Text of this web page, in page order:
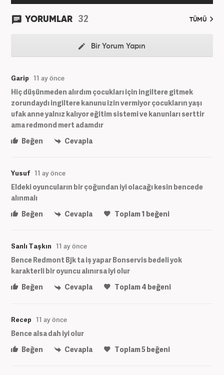
YORUMLAR 32 TÜMÜ
Bir Yorum Yapın
Garip 11 ay önce
Hiç düşünmeden alırdım çocukları için ingiltere gitmek
zorundaydı ingiltere kanunu izin vermiyor çocukların yaşı
ufak anne yalnız kalıyor eğitim sistemi ve kanunları serttir
ama redmond mert adamdır
Beğen
Cevapla
Yusuf 11 ay önce
Eldeki oyuncuların bir çoğundan iyi olacağı kesin bencede
alınmalı
Beğen
Cevapla Toplam1 beğeni
Sanlı Taşkın 11 ay önce
Bence Redmont Bjk ta iş yapar Bonservis bedeli yok
karakterli bir oyuncu alınırsa iyi olur
Beğen
Cevapla Toplam4 beğeni
Recep 11 ay önce
Bence alsa dah iyi olur
Beğen
Cevapla Toplam5beğeni